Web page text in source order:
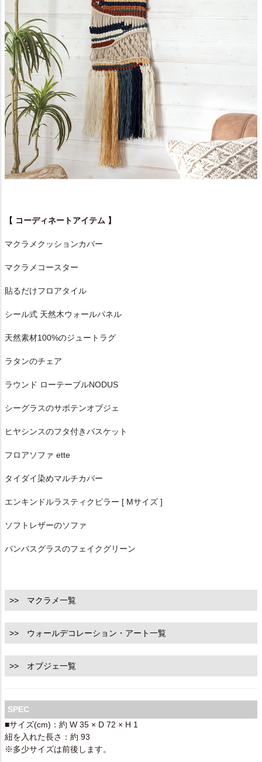
【 コーディネートアイテム 】
マクラメクッションカバー
マクラメコースター
貼るだけフロアタイル
シール式 天然木ウォールパネル
天然素材100%のジュートラグ
ラタンのチェア
ラウンド ローテーブルNODUS
シーグラスのサボテンオブジェ
ヒヤシンスのフタ付きバスケット
フロアソファ ette
タイダイ染めマルチカバー
エンキンドルラスティクピラー [ Mサイズ ]
ソフトレザーのソファ
パンパスグラスのフェイクグリーン
>> マクラメ一覧
>> ウォールデコレーション・アート一覧
>> オブジェ一覧
SPEC
■サイズ(cm)：約 W 35 × D 72 × H 1
紐を入れた長さ：約 93
※多少サイズは前後します。